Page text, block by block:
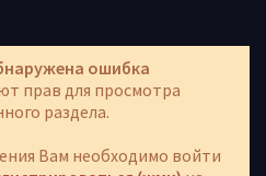
ошибка
прав для просмотра
раздела.
Вам необходимо войти